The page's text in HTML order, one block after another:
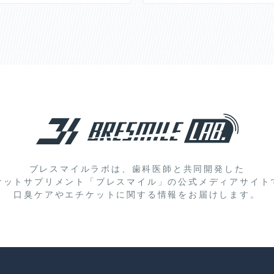
ブレスマイルラボは、歯科医師と共同開発した
ットサプリメント「ブレスマイル」の公式メディアサイト
口臭ケアやエチケットに関する情報をお届けします。